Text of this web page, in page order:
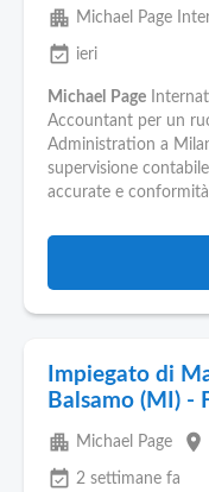
apartment Michael Page
event_available ieri
Michael Page
Accountant per un
Administration a
supervisione
accurate e
Impiegato di
Balsamo (MI) -
apartment Michael Page place
event_available 2 settimane fa